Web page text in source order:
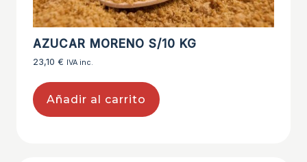
AZUCAR MORENO S/10 KG
23,10 € IVA inc.
Añadir al carrito